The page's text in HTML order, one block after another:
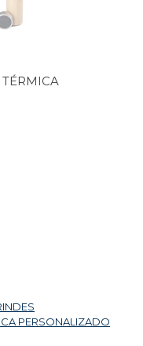
PERSONALIZADO